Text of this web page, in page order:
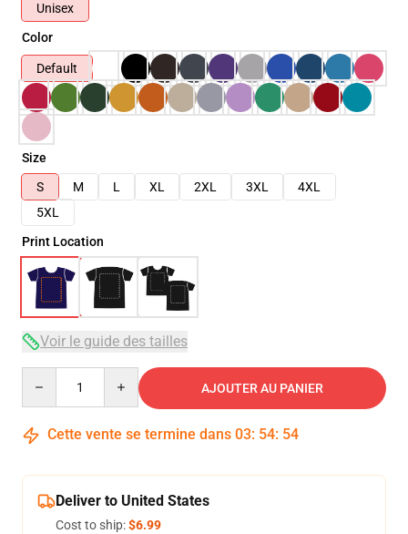
Unisex
Color
Default
Size
S
M L XL 2XL 3XL
4XL
5XL
Print Location
Voir le guide des tailles
AJOUTER AU PANIER
Cette vente se termine dans 03: 54: 54
Deliver to United States
Cost to ship:$6.99